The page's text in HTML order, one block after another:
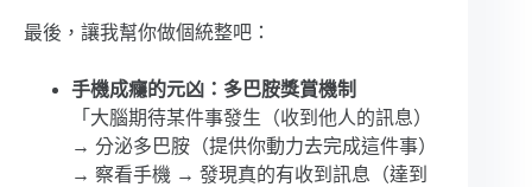
最後，讓我幫你做個統整吧：
手機成癮的元凶：多巴胺獎賞機制
「大腦期待某件事發生（收到他人的訊息）
→ 分泌多巴胺（提供你動力去完成這件事）
→ 察看手機 → 發現真的有收到訊息（達到